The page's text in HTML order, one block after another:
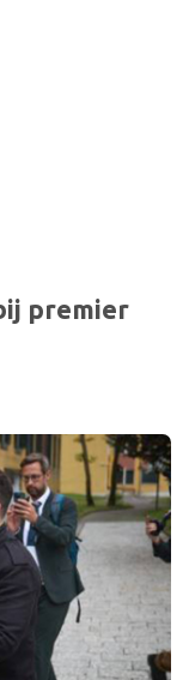
premier